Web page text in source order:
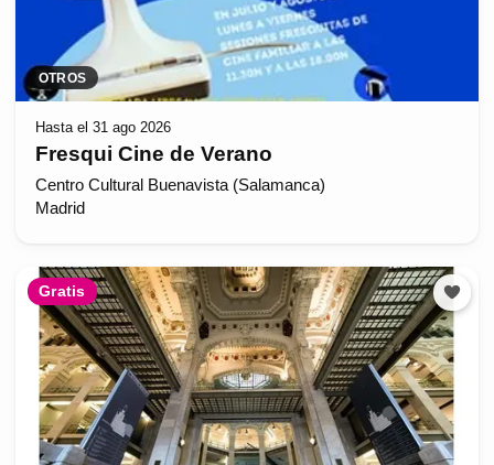
OTROS
Hasta el 31 ago 2026
Fresqui Cine de Verano
Centro Cultural Buenavista (Salamanca)
Madrid
Gratis